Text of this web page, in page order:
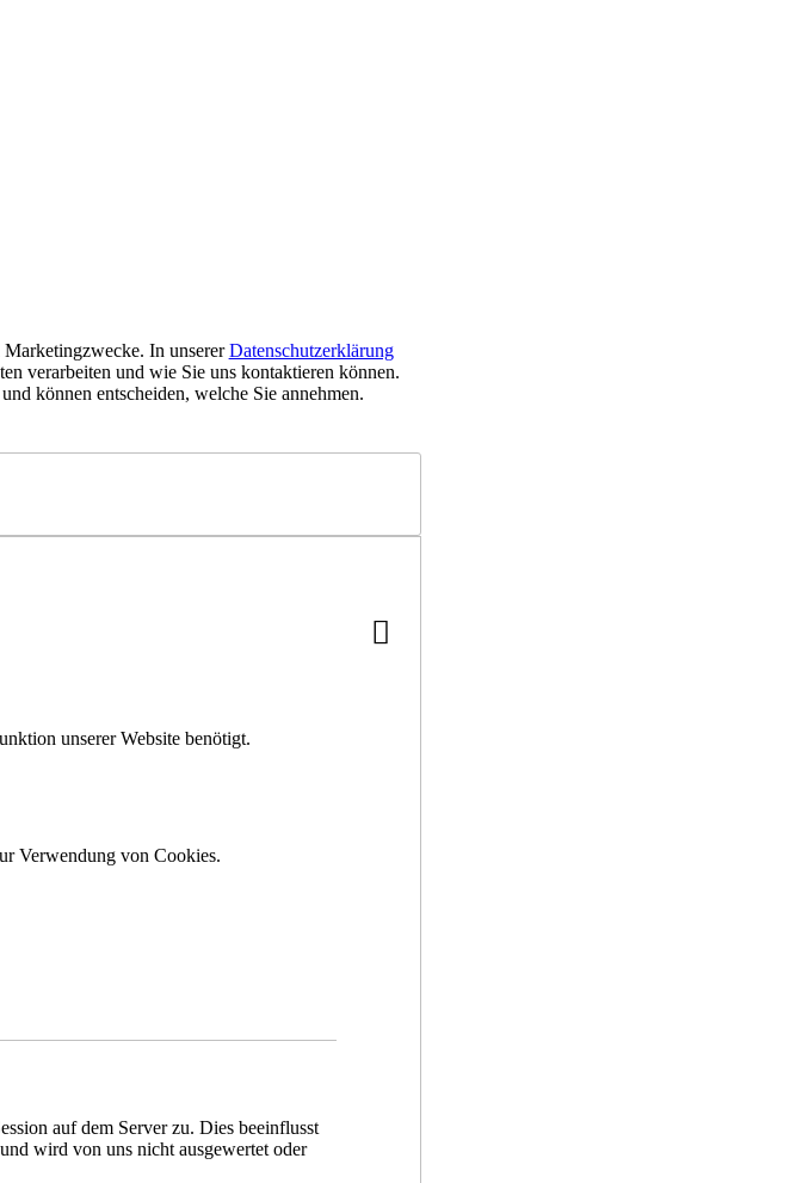
In unsererDatenschutzerklärung
verarbeiten und wie Sie uns kontaktieren können.
können entscheiden, welche Sie annehmen.
unserer Website benötigt.
Verwendung von Cookies.
auf dem Server zu. Dies beeinflusst
wird von uns nicht ausgewertet oder